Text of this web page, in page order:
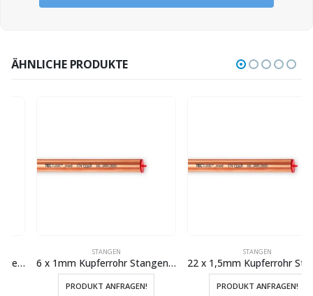
ÄHNLICHE PRODUKTE
STANGEN
6 x 1mm Kupferrohr Stangen hart 5 Meter
PRODUKT ANFRAGEN!
STANGEN
22 x 1,5mm Kupferrohr Stangen hart 5 Meter
PRODUKT ANFRAGEN!